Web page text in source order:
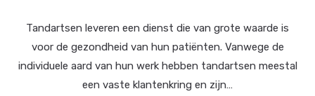
in
Tandartsen leveren een dienst die van grote waarde is
voor de gezondheid van hun patiënten. Vanwege de
individuele aard van hun werk hebben tandartsen meestal
een vaste klantenkring en zijn…